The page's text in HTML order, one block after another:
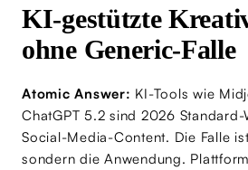
KI-gestützte
ohne Generic-Falle
Atomic Answer: KI-Tools wie
ChatGPT 5.2 sind 2026 Standard-
Social-Media-Content. Die Falle
sondern die Anwendung.